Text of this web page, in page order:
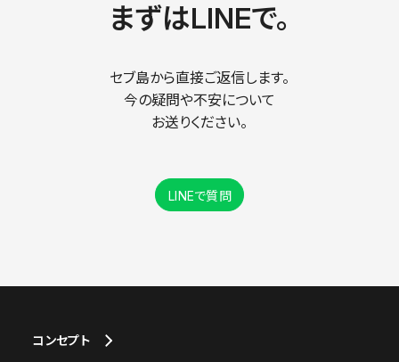
まずはLINEで。
セブ島から直接ご返信します。
今の疑問や不安について
お送りください。
LINEで質問
コンセプト